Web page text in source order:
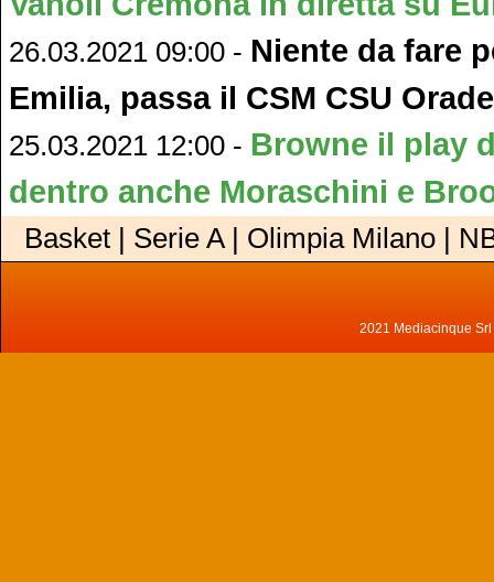
26.03.2021 09:00 - Niente da fare
Emilia, passa il CSM CSU
25.03.2021 12:00 - Browne il play
dentro anche Moraschini e
Basket | Serie A | Olimpia Milano |
2021 Mediacinque Srl